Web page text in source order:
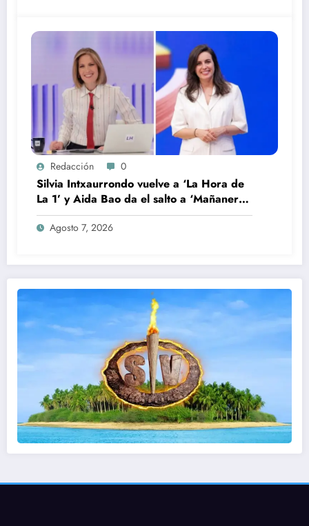
Redacción 0
Silvia Intxaurrondo vuelve a ‘La Hora de
La 1’ y Aida Bao da el salto a ‘Mañaneros
360’
Agosto 7, 2026